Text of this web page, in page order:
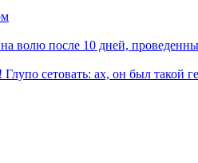
после 10 дней,
сетовать: ах, он был такой